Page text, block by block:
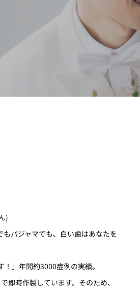
)
パジャマでも、白い歯はあなたを
」年間約3000症例の実績。
即時作製しています。そのため、